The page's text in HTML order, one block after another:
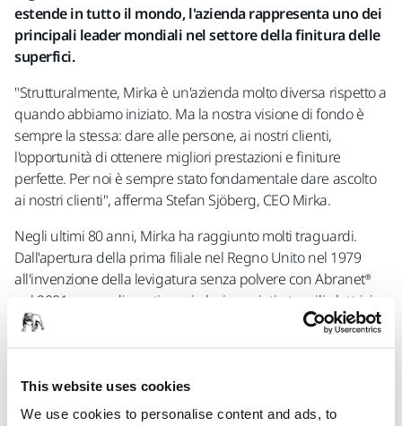
This website uses cookies
We use cookies to personalise content and ads, to
estende in tutto il mondo, l'azienda rappresenta uno dei
principali leader mondiali nel settore della finitura delle
superfici.
"Strutturalmente, Mirka è un'azienda molto diversa rispetto a
quando abbiamo iniziato. Ma la nostra visione di fondo è
sempre la stessa: dare alle persone, ai nostri clienti,
l'opportunità di ottenere migliori prestazioni e finiture
perfette. Per noi è sempre stato fondamentale dare ascolto
ai nostri clienti", afferma Stefan Sjöberg, CEO Mirka.
Negli ultimi 80 anni, Mirka ha raggiunto molti traguardi.
Dall'apertura della prima filiale nel Regno Unito nel 1979
all'invenzione della levigatura senza polvere con Abranet®
nel 2001, senza dimenticare i pluripremiati utensili elettrici.
Anche se quest'anno di celebrazioni sarà all'insegna della